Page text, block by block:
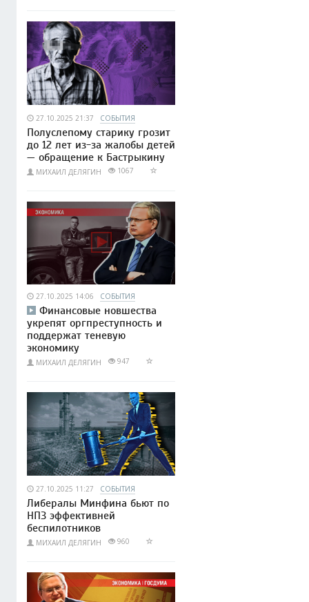
27.10.2025 21:37 СОБЫТИЯ
Полуслепому старику грозит
до 12 лет из-за жалобы детей
— обращение к Бастрыкину
МИХАИЛ ДЕЛЯГИН 1067
27.10.2025 14:06 СОБЫТИЯ
Финансовые новшества
укрепят оргпреступность и
поддержат теневую
экономику
МИХАИЛ ДЕЛЯГИН 947
27.10.2025 11:27 СОБЫТИЯ
Либералы Минфина бьют по
НПЗ эффективней
беспилотников
МИХАИЛ ДЕЛЯГИН 960